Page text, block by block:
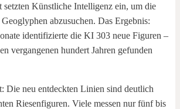
setzten Künstliche Intelligenz ein, um die
abzusuchen. Das Ergebnis:
identifizierte die KI 303 neue Figuren –
vergangenen hundert Jahren gefunden
Die neu entdeckten Linien sind deutlich
Riesenfiguren. Viele messen nur fünf bis